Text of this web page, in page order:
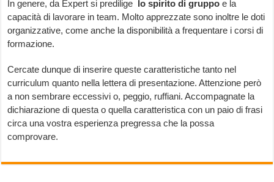
In genere, da Expert si predilige lo spirito di gruppoe la
capacità di lavorare in team. Molto apprezzate sono inoltre le doti
organizzative, come anche la disponibilità a frequentare i corsi di
formazione.
Cercate dunque di inserire queste caratteristiche tanto nel
curriculum quanto nella lettera di presentazione. Attenzione però
a non sembrare eccessivi o, peggio, ruffiani. Accompagnate la
dichiarazione di questa o quella caratteristica con un paio di frasi
circa una vostra esperienza pregressa che la possa
comprovare.